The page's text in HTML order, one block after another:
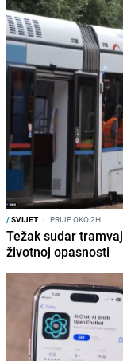
/SVIJET I PRIJE OKO 2H
Težak sudar
životnoj opasnosti